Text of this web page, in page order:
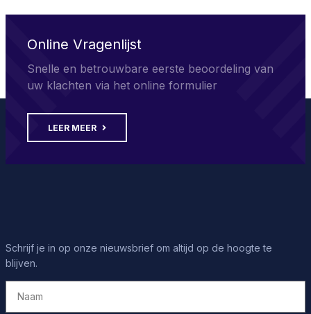
Online Vragenlijst
Snelle en betrouwbare eerste beoordeling van
uw klachten via het online formulier
LEER MEER
Schrijf je in op onze nieuwsbrief om altijd op de hoogte te
blijven.